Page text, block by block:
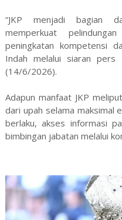
“JKP menjadi bagian
memperkuat
peningkatan kompetensi
Indah melalui siaran pers
(14/6/2026).
Adapun manfaat JKP
dari upah selama maksimal
berlaku, akses informasi
bimbingan jabatan melalui